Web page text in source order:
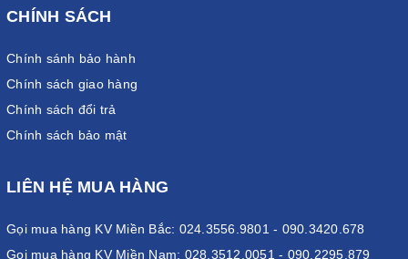
CHÍNH SÁCH
Chính sánh bảo hành
Chính sách giao hàng
Chính sách đổi trả
Chính sách bảo mật
LIÊN HỆ MUA HÀNG
Gọi mua hàng KV Miền Bắc: 024.3556.9801 - 090.3420.678
Gọi mua hàng KV Miền Nam: 028.3512.0051 - 090.2295.879